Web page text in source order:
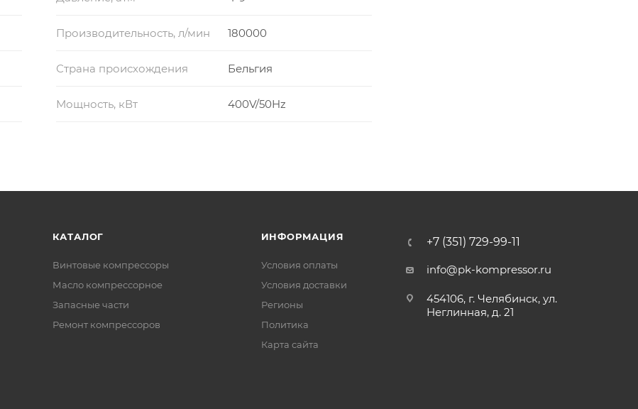
Производительность, л/мин 180000
Страна происхождения Бельгия
Мощность, кВт 400V/50Hz
КАТАЛОГ
Винтовые компрессоры
Масло компрессорное
Запасные части
Ремонт компрессоров
ИНФОРМАЦИЯ
Условия оплаты
Условия доставки
Регионы
Политика
Карта сайта
+7 (351) 729-99-11
info@pk-kompressor.ru
454106, г. Челябинск, ул.
Неглинная, д. 21